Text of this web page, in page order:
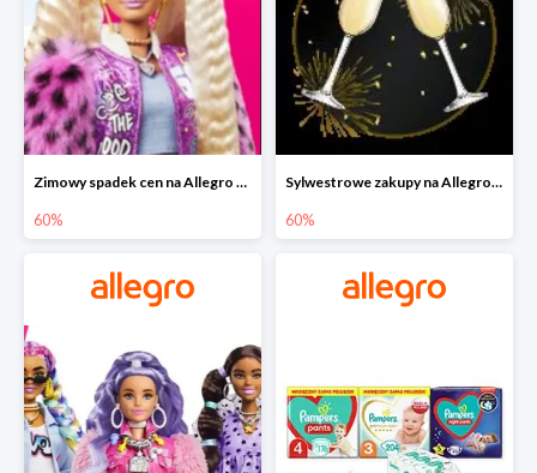
Zimowy spadek cen na Allegro - lalki Barbie do -60%
60%
Sylwestrowe zakupy na Allegro do -60%
60%